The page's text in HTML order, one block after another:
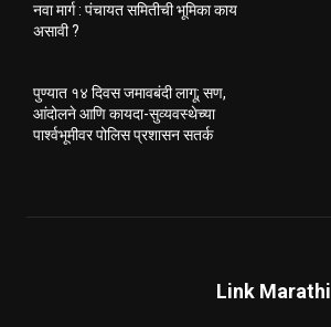
नवा मार्ग : पंचायत समितीची भूमिका काय
असावी ?
पुण्यात १४ दिवस जमावबंदी लागू; सण,
आंदोलने आणि कायदा-सुव्यवस्थेच्या
पार्श्वभूमीवर पोलिस प्रशासन सतर्क
Link Marathi